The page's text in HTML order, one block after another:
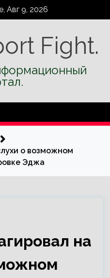
Авг 9, 2026
Fight.
о возможном
Эджа
на